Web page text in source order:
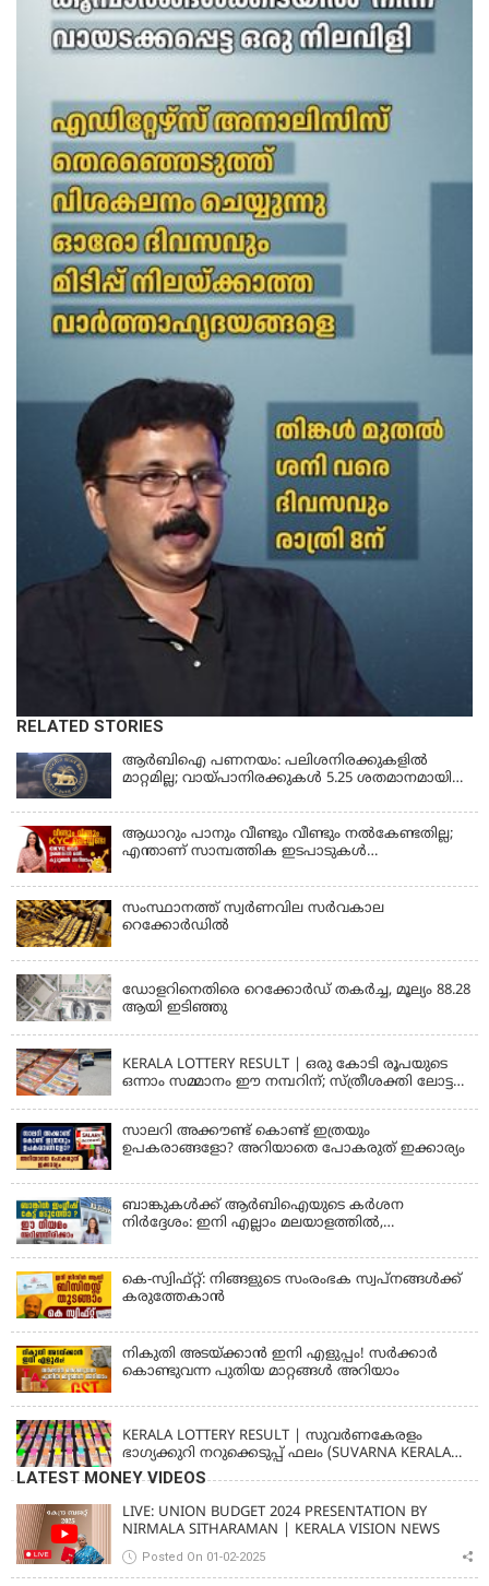
RELATED STORIES
ആർബിഐ പണനയം: പലിശനിരക്കുകളിൽ
മാറ്റമില്ല; വായ്പാനിരക്കുകൾ 5.25 ശതമാനമായി
ആധാറും പാനും വീണ്ടും വീണ്ടും നൽകേണ്ടതില്ല;
എന്താണ് സാമ്പത്തിക ഇടപാടുകൾ
സംസ്ഥാനത്ത് സ്വര്‍ണവില സര്‍വകാല
റെക്കോര്‍ഡില്‍
ഡോളറിനെതിരെ റെക്കോർഡ് തകർച്ച, മൂല്യം 88.28
ആയി ഇടിഞ്ഞു
KERALA LOTTERY RESULT | ഒരു കോടി രൂപയുടെ
ഒന്നാം സമ്മാനം ഈ നമ്പറിന്; സ്ത്രീശക്തി ലോട്ടറി
സാലറി അക്കൗണ്ട് കൊണ്ട് ഇത്രയും
ഉപകരാങ്ങളോ? അറിയാതെ പോകരുത് ഇക്കാര്യം
ബാങ്കുകൾക്ക് ആർബിഐയുടെ കർശന
നിർദ്ദേശം: ഇനി എല്ലാം മലയാളത്തിൽ,
കെ-സ്വിഫ്റ്റ്: നിങ്ങളുടെ സംരംഭക സ്വപ്നങ്ങൾക്ക്
കരുത്തേകാൻ
നികുതി അടയ്ക്കാൻ ഇനി എളുപ്പം! സർക്കാർ
കൊണ്ടുവന്ന പുതിയ മാറ്റങ്ങൾ അറിയാം
KERALA LOTTERY RESULT | സുവര്‍ണകേരളം
ഭാഗ്യക്കുറി നറുക്കെടുപ്പ് ഫലം (SUVARNA KERALAM
SK-16)
LATEST MONEY VIDEOS
LIVE: UNION BUDGET 2024 PRESENTATION BY
NIRMALA SITHARAMAN | KERALA VISION NEWS
Posted On 01-02-2025